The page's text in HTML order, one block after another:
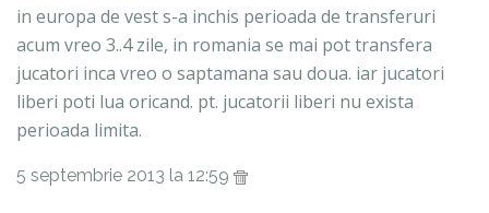
in europa de vest s-a inchis perioada de transferuri
acum vreo 3..4 zile, in romania se mai pot transfera
jucatori inca vreo o saptamana sau doua. iar jucatori
liberi poti lua oricand. pt. jucatorii liberi nu exista
perioada limita.
5 septembrie 2013 la 12:59